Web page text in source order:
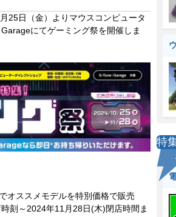
25日（金）よりマウスコンピュータ
にてゲーミング祭を開催しま
オススメモデルを特別価格で販売
刻～2024年11月28日(木)閉店時間ま
特